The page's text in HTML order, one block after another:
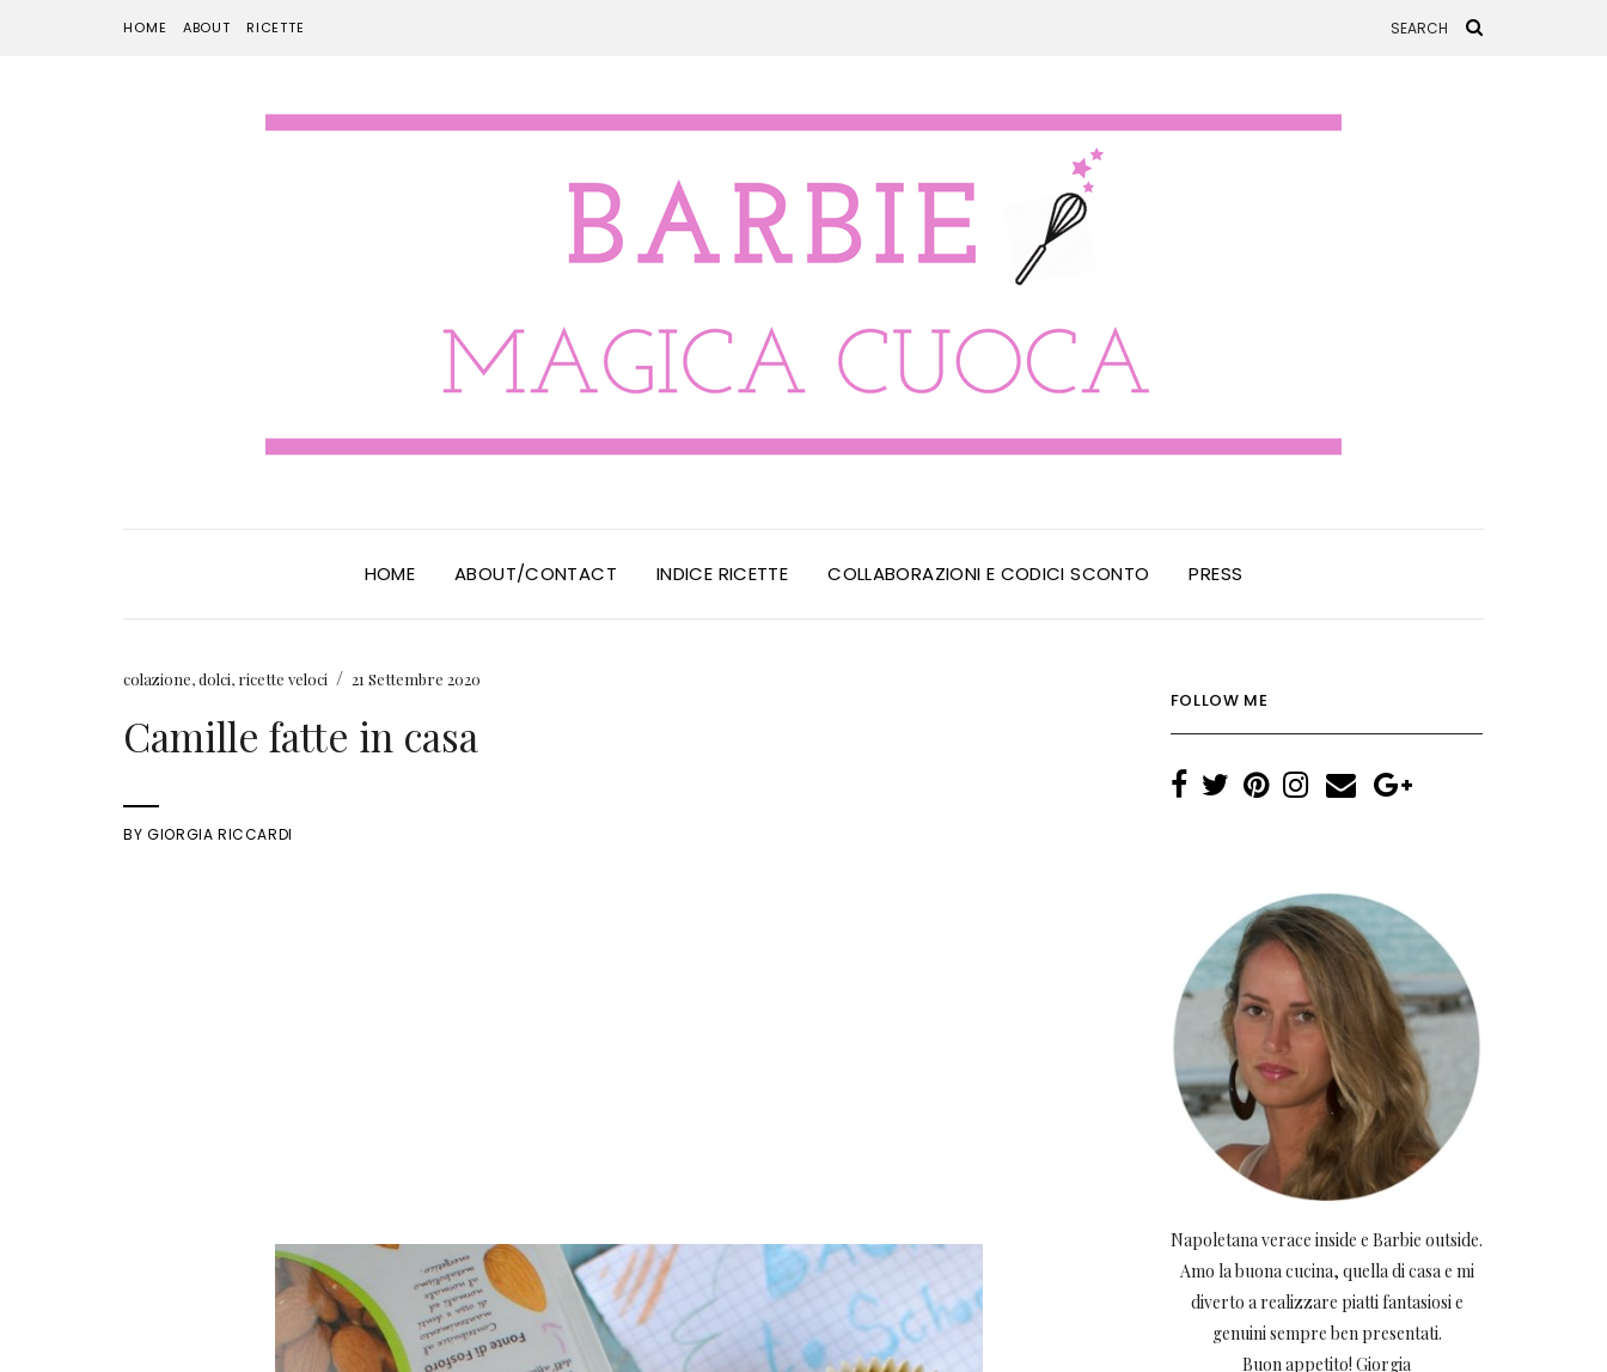
HOME ABOUT RICETTE
HOME ABOUT/CONTACT INDICE RICETTE COLLABORAZIONI E CODICI SCONTO PRESS
colazione,dolci, ricette veloci / 21 Settembre 2020
Camille fatte in casa
BYGIORGIA RICCARDI
FOLLOW ME
Napoletana verace inside e Barbie outside.
Amo la buona cucina, quella di casa e mi
diverto a realizzare piatti fantasiosi e
genuini sempre ben presentati.
Buon appetito! Giorgia